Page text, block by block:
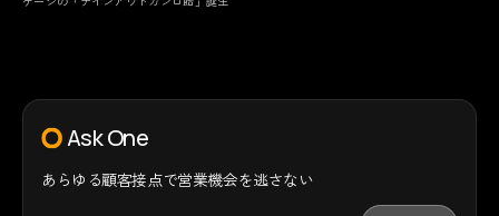
Ask One
あらゆる顧客接点で営業機会を逃さない